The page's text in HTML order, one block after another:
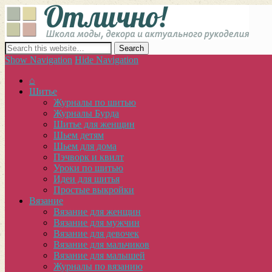
сайт о декоре, дизайне и моде, вязании, шитье и других видах
Show Navigation Hide Navigation
⌂
Шитье
Журналы по шитью
Журналы Бурда
Шитье для женщин
Шьем детям
Шьем для дома
Пэчворк и квилт
Уроки по шитью
Идеи для шитья
Простые выкройки
Вязание
Вязание для женщин
Вязание для мужчин
Вязание для девочек
Вязание для мальчиков
Вязание для малышей
Журналы по вязанию